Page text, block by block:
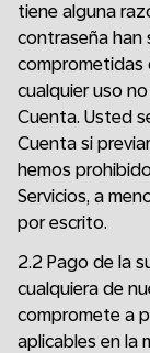
tiene alguna
contraseña han
comprometidas
cualquier uso
Cuenta. Usted
Cuenta si
hemos
Servicios, a
por escrito.
2.2 Pago de la
cualquiera de
compromete a
aplicables en la